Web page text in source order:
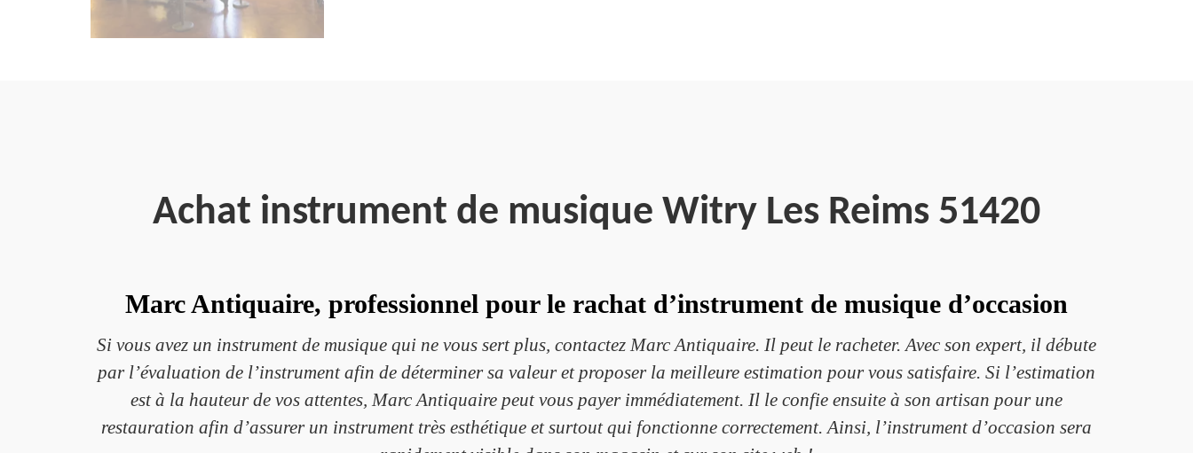
Achat instrument de musique Witry Les Reims 51420
Marc Antiquaire, professionnel pour le rachat d’instrument de musique d’occasion
Si vous avez un instrument de musique qui ne vous sert plus, contactez Marc Antiquaire. Il peut le racheter. Avec son expert, il débute
par l’évaluation de l’instrument afin de déterminer sa valeur et proposer la meilleure estimation pour vous satisfaire. Si l’estimation
est à la hauteur de vos attentes, Marc Antiquaire peut vous payer immédiatement. Il le confie ensuite à son artisan pour une
restauration afin d’assurer un instrument très esthétique et surtout qui fonctionne correctement. Ainsi, l’instrument d’occasion sera